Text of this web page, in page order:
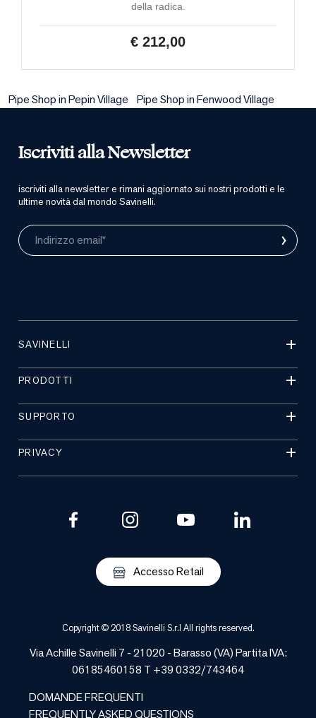
della radica.
€ 212,00
Pipe Shop in Pepin Village Pipe Shop in Fenwood Village
Iscriviti alla Newsletter
iscriviti alla newsletter e rimani aggiornato sui nostri prodotti e le
ultime novità dal mondo Savinelli.
Indirizzo email* ›
SAVINELLI
PRODOTTI
SUPPORTO
PRIVACY
Accesso Retail
Copyright © 2018 Savinelli S.r.l All rights reserved.
Via Achille Savinelli 7 - 21020 -Barasso(VA) Partita IVA:
06185460158 T +39 0332/743464
DOMANDE FREQUENTI
FREQUENTLY ASKED QUESTIONS